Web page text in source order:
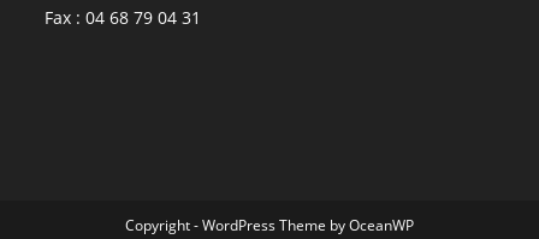
Fax : 04 68 79 04 31
Copyright - WordPress Theme by OceanWP